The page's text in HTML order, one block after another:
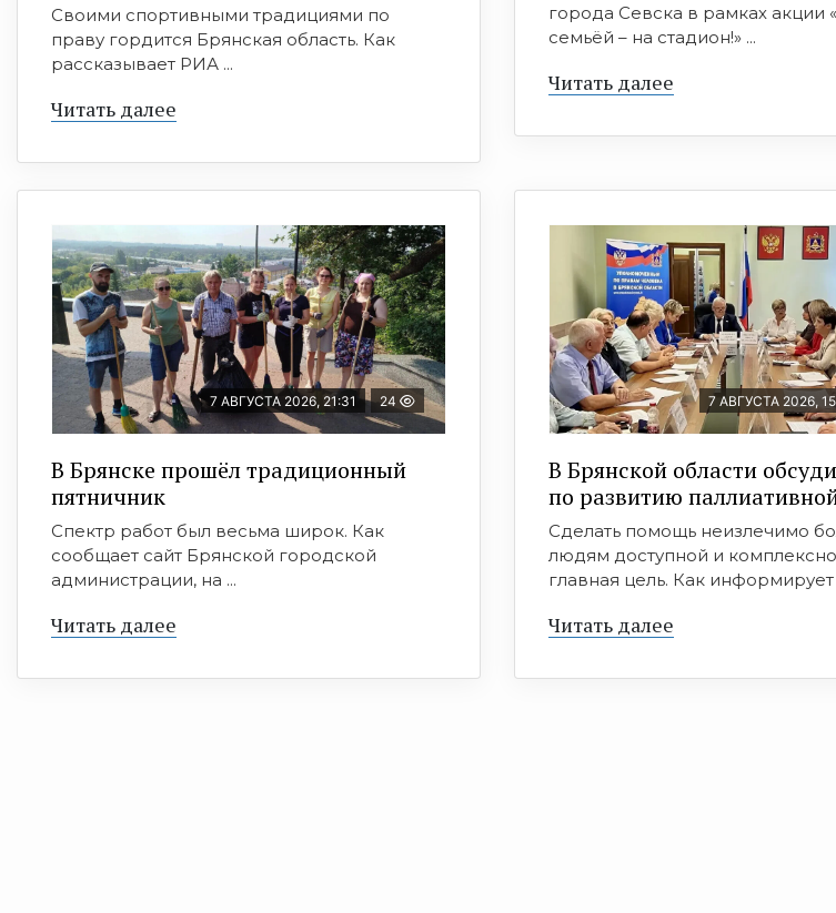
Своими спортивными традициями по
праву гордится Брянская область. Как
рассказывает РИА ...
Читать далее
города Севска в рамках акции
семьёй – на стадион!» ...
Читать далее
7 АВГУСТА 2026, 21:31 24
В Брянске прошёл традиционный
пятничник
Спектр работ был весьма широк. Как
сообщает сайт Брянской городской
администрации, на ...
Читать далее
7 АВГУСТА 2026,
В Брянской области
по развитию
Сделать помощь неизлечимо
людям доступной и
главная цель. Как информирует
Читать далее